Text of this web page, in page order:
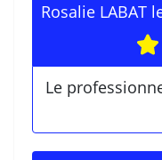
Rosalie LABAT
Le